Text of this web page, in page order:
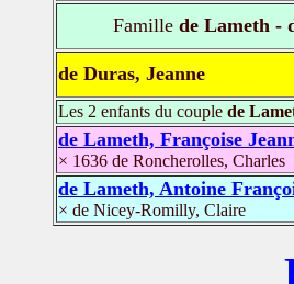
Famille de Lameth -
de Duras, Jeanne
Les 2 enfants du couple de
de Lameth, Françoise
× 1636 de Roncherolles, Charles
de Lameth, Antoine
× de Nicey-Romilly, Claire